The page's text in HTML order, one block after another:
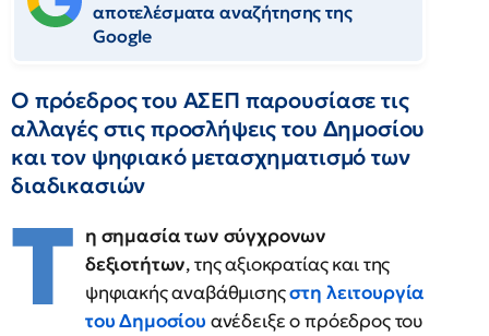
αποτελέσματα αναζήτησης της
Google
Ο πρόεδρος του ΑΣΕΠ παρουσίασε τις
αλλαγές στις προσλήψεις του Δημοσίου
και τον ψηφιακό μετασχηματισμό των
διαδικασιών
Τ η σημασία των σύγχρονων
δεξιοτήτων, της αξιοκρατίας και της
ψηφιακής αναβάθμισηςστη λειτουργία
του Δημοσίου ανέδειξε ο πρόεδρος του